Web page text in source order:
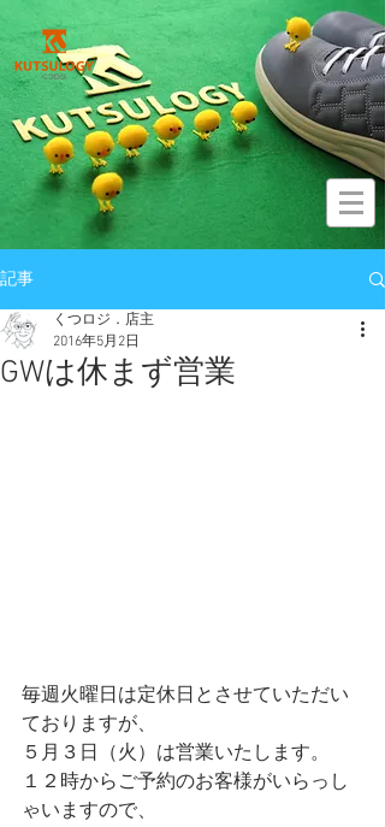
記事
GWは休まず営業
くつロジ．店主
2016年5月2日
毎週火曜日は定休日とさせていただい
ておりますが、
５月３日（火）は営業いたします。
１２時からご予約のお客様がいらっし
ゃいますので、